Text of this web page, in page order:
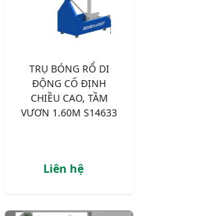
TRỤ BÓNG RỔ DI
ĐỘNG CỐ ĐỊNH
CHIỀU CAO, TẦM
VƯƠN 1.60M S14633
Liên hệ